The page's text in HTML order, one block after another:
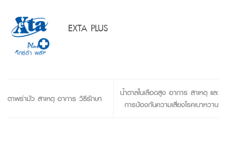
EXTA PLUS
ตาพร่ามัว สาเหตุ อาการ วิธีรักษา
น้ำตาลในเลือดสูง อาการ สาเหตุ และ
การป้องกันความเสี่ยงโรคเบาหวาน